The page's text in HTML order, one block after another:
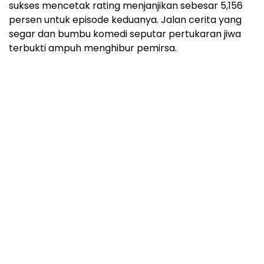
sukses mencetak rating menjanjikan sebesar 5,156
persen untuk episode keduanya. Jalan cerita yang
segar dan bumbu komedi seputar pertukaran jiwa
terbukti ampuh menghibur pemirsa.